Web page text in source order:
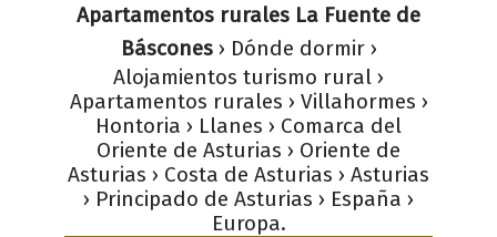
Apartamentos rurales La Fuente de
Báscones› Dónde dormir ›
Alojamientos turismo rural ›
Apartamentos rurales › Villahormes ›
Hontoria › Llanes › Comarca del
Oriente de Asturias › Oriente de
Asturias › Costa de Asturias › Asturias
› Principado de Asturias › España ›
Europa.